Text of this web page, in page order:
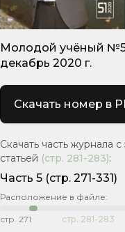
Молодой учёный
декабрь 2020 г.
Скачать номер в
Скачать часть журнала с
статьей (стр. 281-283):
Часть 5 (стр. 271-331)
Расположение в файле:
стр. 271 стр. 281-283